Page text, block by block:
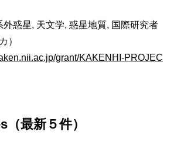
外惑星, 天文学, 惑星地質, 国際研究者
）
grant/KAKENHI-PROJEC
最新５件）